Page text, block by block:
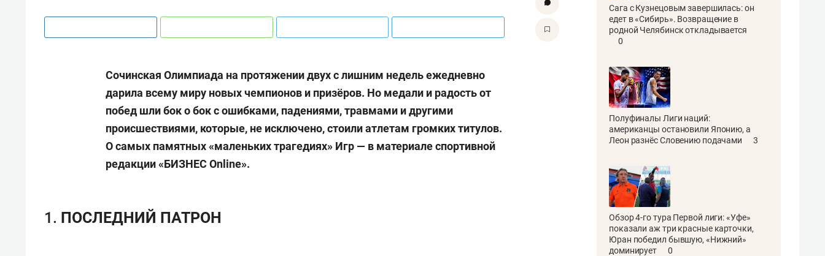
Сочинская Олимпиада на протяжении двух с лишним недель ежедневно
дарила всему миру новых чемпионов и призёров. Но медали и радость от
побед шли бок о бок с ошибками, падениями, травмами и другими
происшествиями, которые, не исключено, стоили атлетам громких титулов.
О самых памятных «маленьких трагедиях» Игр — в материале спортивной
редакции «БИЗНЕС Online».
1. ПОСЛЕДНИЙ ПАТРОН
Сага с Кузнецовым завершилась: он
едет в «Сибирь». Возвращение в
родной Челябинск откладывается
0
Полуфиналы Лиги наций:
американцы остановили Японию, а
Леон разнёс Словению подачами
3
Обзор 4-го тура Первой лиги: «Уфе»
показали аж три красные карточки,
Юран победил бывшую, «Нижний»
доминирует
0